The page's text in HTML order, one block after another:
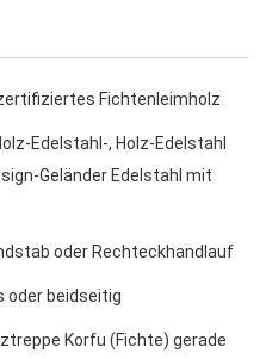
Fichtenleimholz
Edelstahl-, Holz-Edelstahl
Geländer Edelstahl mit
oder Rechteckhandlauf
oder beidseitig
Korfu (Fichte) gerade